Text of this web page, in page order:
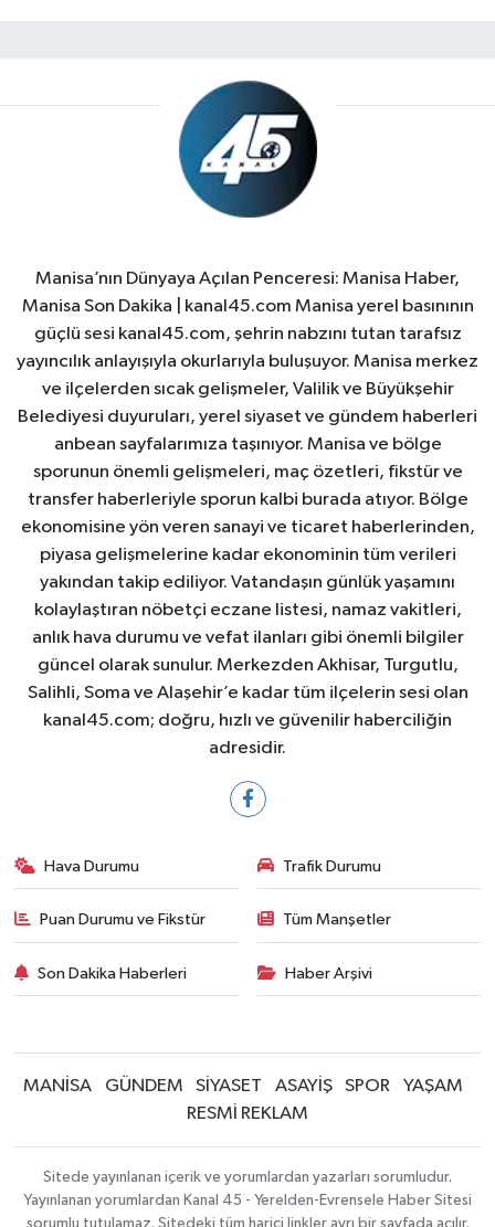
Manisa’nın Dünyaya Açılan Penceresi: Manisa Haber,
Manisa Son Dakika | kanal45.com Manisa yerel basınının
güçlü sesi kanal45.com, şehrin nabzını tutan tarafsız
yayıncılık anlayışıyla okurlarıyla buluşuyor. Manisa merkez
ve ilçelerden sıcak gelişmeler, Valilik ve Büyükşehir
Belediyesi duyuruları, yerel siyaset ve gündem haberleri
anbean sayfalarımıza taşınıyor. Manisa ve bölge
sporunun önemli gelişmeleri, maç özetleri, fikstür ve
transfer haberleriyle sporun kalbi burada atıyor. Bölge
ekonomisine yön veren sanayi ve ticaret haberlerinden,
piyasa gelişmelerine kadar ekonominin tüm verileri
yakından takip ediliyor. Vatandaşın günlük yaşamını
kolaylaştıran nöbetçi eczane listesi, namaz vakitleri,
anlık hava durumu ve vefat ilanları gibi önemli bilgiler
güncel olarak sunulur. Merkezden Akhisar, Turgutlu,
Salihli, Soma ve Alaşehir’e kadar tüm ilçelerin sesi olan
kanal45.com; doğru, hızlı ve güvenilir haberciliğin
adresidir.
Hava Durumu Trafik Durumu
Puan Durumu ve Fikstür Tüm Manşetler
Son Dakika Haberleri Haber Arşivi
MANİSA GÜNDEM SİYASET ASAYİŞ SPOR
YAŞAM
RESMİ REKLAM
Sitede yayınlanan içerik ve yorumlardan yazarları sorumludur.
Yayınlanan yorumlardan Kanal 45 - Yerelden-Evrensele Haber Sitesi
sorumlu tutulamaz. Sitedeki tüm harici linkler ayrı bir sayfada açılır.